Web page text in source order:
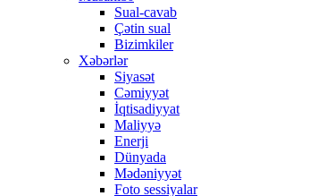
Sual-cavab
Çətin sual
Bizimkiler
Xəbərlər
Siyasət
Cəmiyyət
İqtisadiyyat
Maliyyə
Enerji
Dünyada
Mədəniyyət
Foto sessiyalar